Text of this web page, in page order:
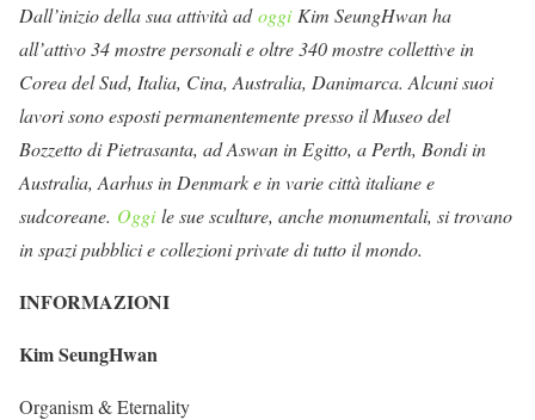
Dall’inizio della sua attività adoggiKim SeungHwan ha
all’attivo 34 mostre personali e oltre 340 mostre collettive in
Corea del Sud, Italia, Cina, Australia, Danimarca. Alcuni suoi
lavori sono esposti permanentemente presso il Museo del
Bozzetto di Pietrasanta, ad Aswan in Egitto, a Perth, Bondi in
Australia, Aarhus in Denmark e in varie città italiane e
sudcoreane. Oggile sue sculture, anche monumentali, si trovano
in spazi pubblici e collezioni private di tutto il mondo.
INFORMAZIONI
Kim SeungHwan
Organism & Eternality